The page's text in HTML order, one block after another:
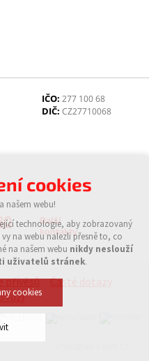
IČO: 277 100 68
DIČ: CZ27710068
Další
kontakty
přívěsů
Časté dotazy
fúzi
cookies
našem webu!
technologie, aby zobrazovaný
na webu nalezli přesně to, co
na našem webu nikdy neslouží
uživatelů stránek.
cookies